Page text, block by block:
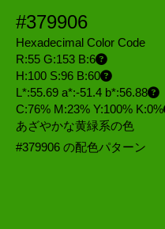
#379906
Hexadecimal Color Code
R:55 G:153 B:6
H:100 S:96 B:60
L*:55.69 a*:-51.4 b*:56.88
C:76% M:23% Y:100% K:0%
あざやかな黄緑系の色
#379906 の配色パターン